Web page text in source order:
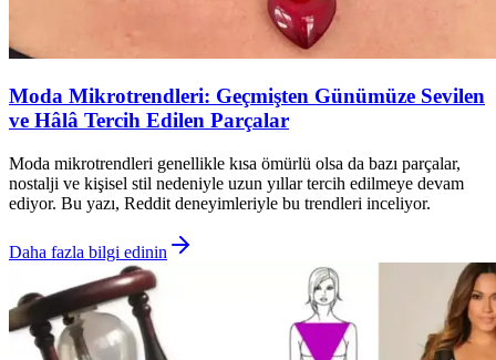
Moda Mikrotrendleri: Geçmişten Günümüze Sevilen
ve Hâlâ Tercih Edilen Parçalar
Moda mikrotrendleri genellikle kısa ömürlü olsa da bazı parçalar,
nostalji ve kişisel stil nedeniyle uzun yıllar tercih edilmeye devam
ediyor. Bu yazı, Reddit deneyimleriyle bu trendleri inceliyor.
Daha fazla bilgi edinin